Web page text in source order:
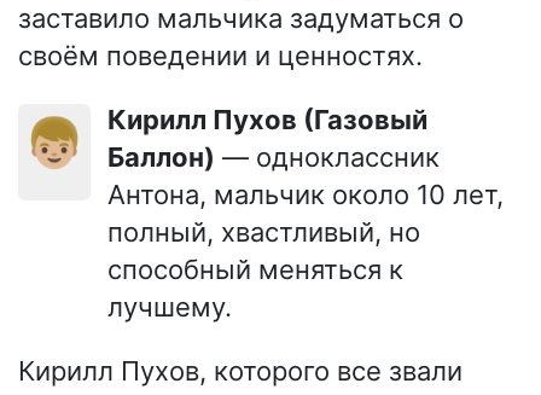
заставило мальчика задуматься о
своём поведении и ценностях.
👦🏼
Кирилл Пухов (Газовый
Баллон) — одноклассник
Антона, мальчик около 10 лет,
полный, хвастливый, но
способный меняться к
лучшему.
Кирилл Пухов, которого все звали